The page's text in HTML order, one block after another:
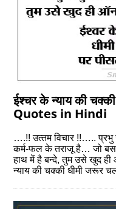
ईश्‍चर के न्‍याय की
Quotes in Hindi
….!! उत्‍तम विचार !!…..
कर्म-फल के तराजू है… जो
हाथ में है बन्‍दे, तुम उसे खुद
न्‍याय की चक्‍की धीमी जरूर